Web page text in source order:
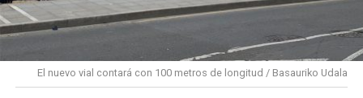
El nuevo vial contará con 100 metros de longitud / Basauriko Udala